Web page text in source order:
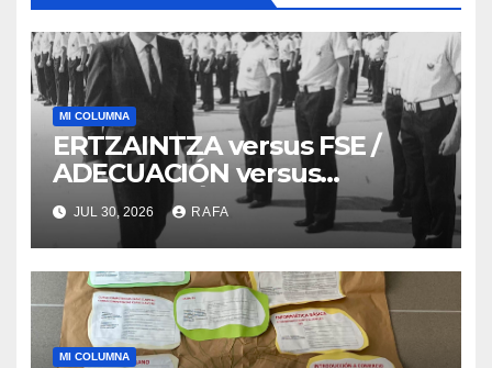
MI COLUMNA
ERTZAINTZA versus FSE /
ADECUACIÓN versus
SUSTITUCIÓN
JUL 30, 2026 RAFA
MI COLUMNA